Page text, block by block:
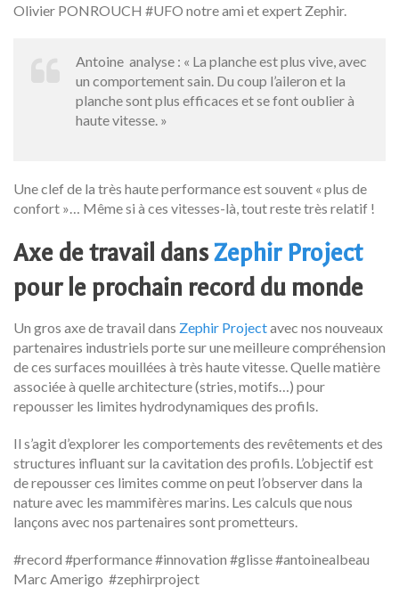
Olivier PONROUCH #UFO notre ami et expert Zephir.
Antoine analyse : « La planche est plus vive, avec
un comportement sain. Du coup l’aileron et la
planche sont plus efficaces et se font oublier à
haute vitesse. »
Une clef de la très haute performance est souvent « plus de
confort »… Même si à ces vitesses-là, tout reste très relatif !
Axe de travail dansZephir Project
pour le prochain record du monde
Un gros axe de travail dans Zephir Projectavec nos nouveaux
partenaires industriels porte sur une meilleure compréhension
de ces surfaces mouillées à très haute vitesse. Quelle matière
associée à quelle architecture (stries, motifs…) pour
repousser les limites hydrodynamiques des profils.
Il s’agit d’explorer les comportements des revêtements et des
structures influant sur la cavitation des profils. L’objectif est
de repousser ces limites comme on peut l’observer dans la
nature avec les mammifères marins. Les calculs que nous
lançons avec nos partenaires sont prometteurs.
#record #performance #innovation #glisse #antoinealbeau
Marc Amerigo #zephirproject